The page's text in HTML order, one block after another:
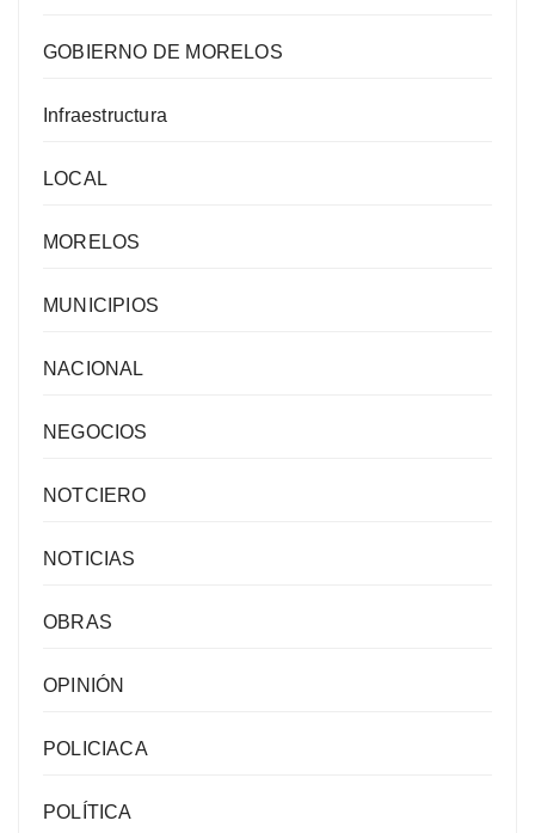
GOBIERNO DE MORELOS
Infraestructura
LOCAL
MORELOS
MUNICIPIOS
NACIONAL
NEGOCIOS
NOTCIERO
NOTICIAS
OBRAS
OPINIÓN
POLICIACA
POLÍTICA